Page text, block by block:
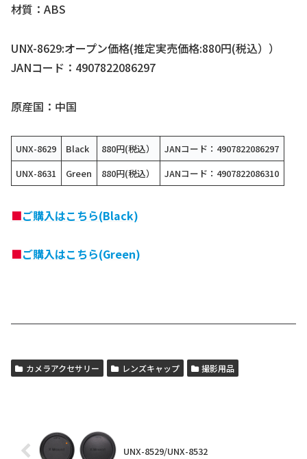
材質：ABS
UNX-8629:オープン価格(推定実売価格:880円(税込））
JANコード：4907822086297
原産国：中国
UNX-8629 Black 880円(税込）
JANコード：4907822086297
UNX-8631
Green 880円(税込） JANコード：4907822086310
■ご購入はこちら(Black)
■ご購入はこちら(Green)
カメラアクセサリー レンズキャップ 撮影用品
UNX-8529/UNX-8532